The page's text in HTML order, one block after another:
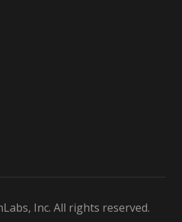
Inc. All rights reserved.